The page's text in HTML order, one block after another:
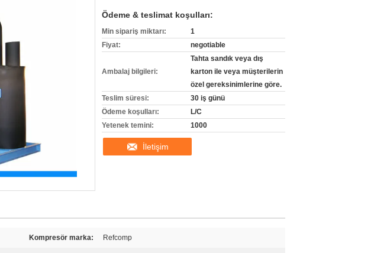
Ödeme & teslimat koşulları:
Min sipariş miktarı:
1
Fiyat:
negotiable
Ambalaj bilgileri:
Tahta sandık veya dış
karton ile veya müşterilerin
özel gereksinimlerine göre.
Teslim süresi:
30 iş günü
Ödeme koşulları:
L/C
Yetenek temini:
1000
İletişim
Kompresör marka: Refcomp